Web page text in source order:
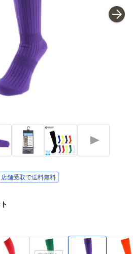
店舗受取で送料無料